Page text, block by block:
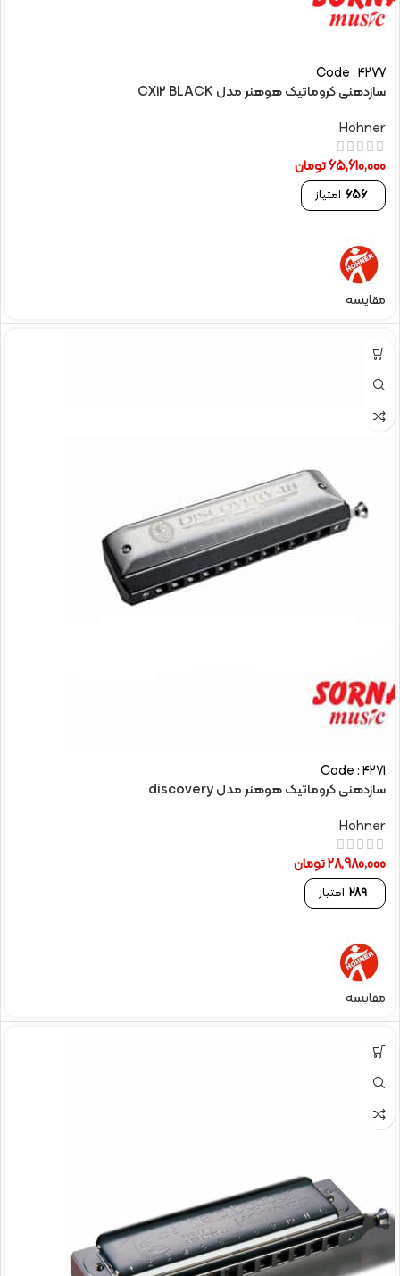
Code : 4277
سازدهنی کروماتیک هوهنر مدل CX12 BLACK
Hohner
65,610,000تومان
656 امتیاز
مقایسه
Code : 4271
سازدهنی کروماتیک هوهنر مدل discovery
Hohner
28,980,000تومان
289 امتیاز
مقایسه